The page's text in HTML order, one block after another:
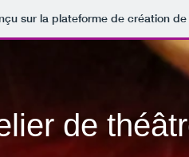
sur la plateforme de création
de